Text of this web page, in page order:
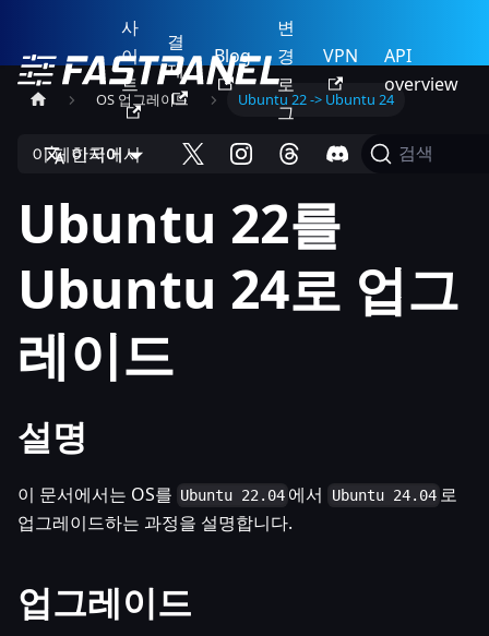
사
이
트
결
제
Blog
변
경
로
그
VPN
API
overview
한국어 검색
OS 업그레이드 Ubuntu 22 -> Ubuntu 24
이 페이지에서
Ubuntu 22를
Ubuntu 24로 업그
레이드
설명
이 문서에서는 OS를 Ubuntu 22.04 에서 Ubuntu 24.04 로
업그레이드하는 과정을 설명합니다.
업그레이드